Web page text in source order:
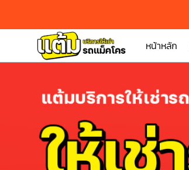
หน้าหลัก